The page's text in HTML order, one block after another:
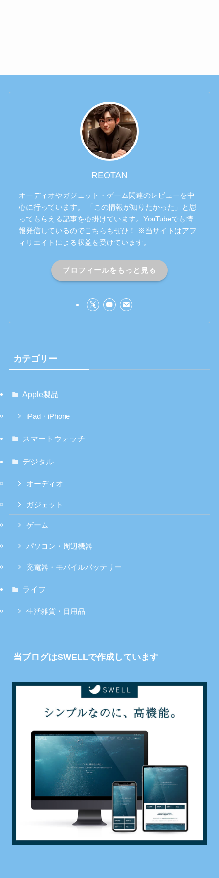
REOTAN
オーディオやガジェット・ゲーム関連のレビューを中
心に行っています。 「この情報が知りたかった」と思
ってもらえる記事を心掛けています。YouTubeでも情
報発信しているのでこちらもぜひ！ ※当サイトはアフ
ィリエイトによる収益を受けています。
プロフィールをもっと見る
カテゴリー
Apple製品
iPad・iPhone
スマートウォッチ
デジタル
オーディオ
ガジェット
ゲーム
パソコン・周辺機器
充電器・モバイルバッテリー
ライフ
生活雑貨・日用品
当ブログはSWELLで作成しています